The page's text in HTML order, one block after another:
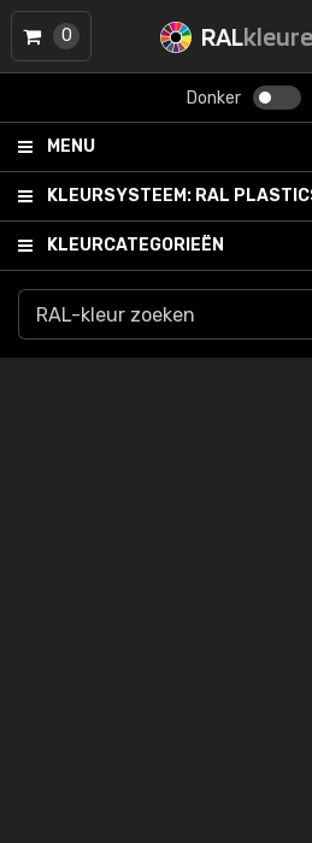
RAL
Donker
MENU
KLEURSYSTEEM: RAL
KLEURCATEGORIEËN
0